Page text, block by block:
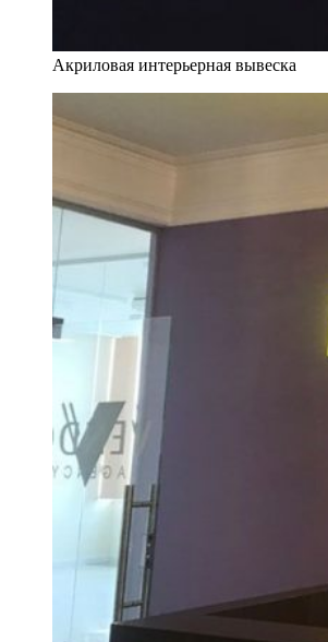
Акриловая интерьерная вывеска